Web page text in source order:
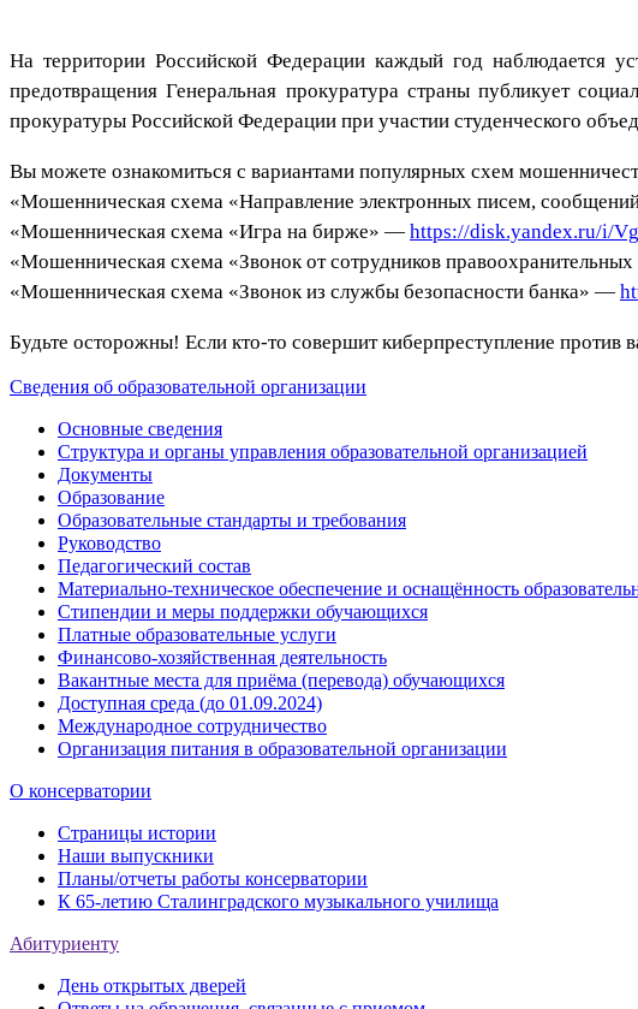
На территории Российской Федерации каждый год наблюдается
предотвращения Генеральная прокуратура страны публикует
прокуратуры Российской Федерации при участии студенческого
Вы можете ознакомиться с вариантами популярных схем
«Мошенническая схема «Направление электронных писем,
«Мошенническая схема «Игра на бирже» — https://disk.yandex.ru/i/
«Мошенническая схема «Звонок от сотрудников
«Мошенническая схема «Звонок из службы безопасности банка» —
Будьте осторожны! Если кто-то совершит киберпреступление
Сведения об образовательной организации
Основные сведения
Структура и органы управления образовательной организацией
Документы
Образование
Образовательные стандарты и требования
Руководство
Педагогический состав
Материально-техническое обеспечение и оснащённость
Стипендии и меры поддержки обучающихся
Платные образовательные услуги
Финансово-хозяйственная деятельность
Вакантные места для приёма (перевода) обучающихся
Доступная среда (до 01.09.2024)
Международное сотрудничество
Организация питания в образовательной организации
О консерватории
Страницы истории
Наши выпускники
Планы/отчеты работы консерватории
К 65-летию Сталинградского музыкального училища
Абитуриенту
День открытых дверей